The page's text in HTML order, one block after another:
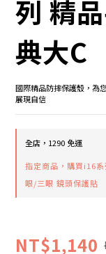
列 精
典大C
國際精品防摔保護殼，為
展現自信
全店，1290 免運
指定商品，購買i16
眼/三眼 鏡頭保護貼
NT$1,140